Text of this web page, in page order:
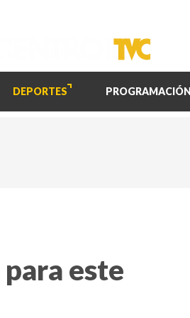
DEPORTES PROGRAMACIÓN
este